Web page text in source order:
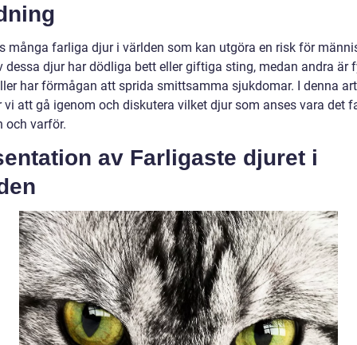
många farliga djur i världen som kan utgöra en risk för
dessa djur har dödliga bett eller giftiga sting, medan andra är
har förmågan att sprida smittsamma sjukdomar. I denna
vi att gå igenom och diskutera vilket djur som anses vara det
och varför.
av Farligaste djuret i